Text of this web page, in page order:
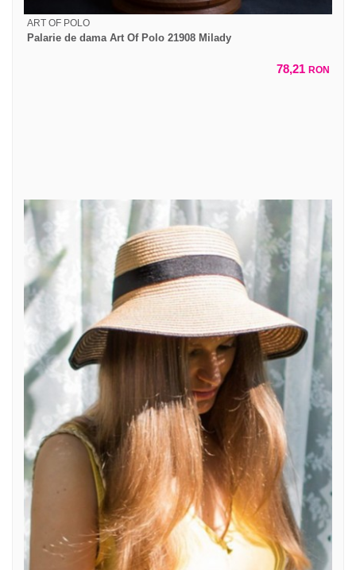
ART OF POLO
Palarie de dama Art Of Polo 21908 Milady
78,21 RON